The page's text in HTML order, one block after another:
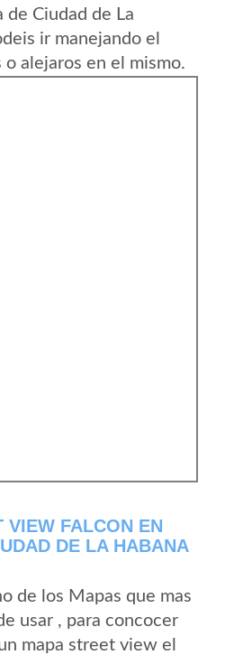
de Ciudad de La
ir manejando el
alejaros en el mismo.
VIEW FALCON EN
DE LA HABANA
de los Mapas que mas
usar , para concocer
mapa street view el